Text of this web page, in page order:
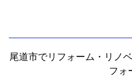
尾道市でリフォーム・リノ
フォ